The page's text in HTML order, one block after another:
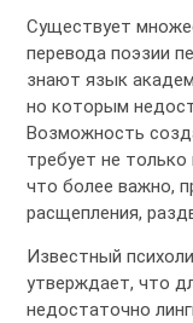
Существует
перевода поэзии
знают язык
но которым
Возможность
требует не только
что более важно,
расщепления,
Известный
утверждает, что
недостаточно